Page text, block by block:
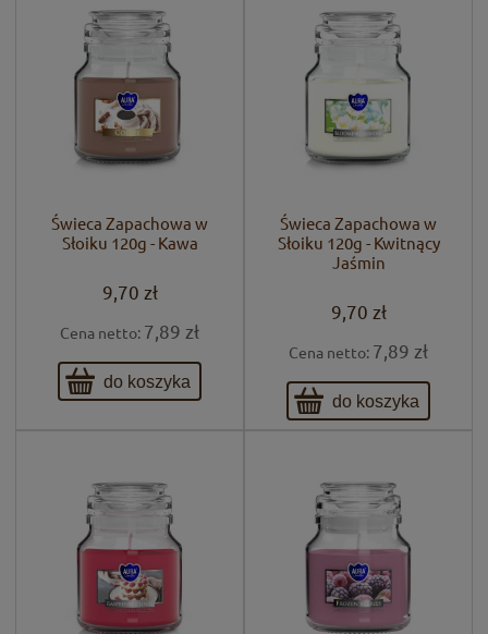
Świeca Zapachowa w
Słoiku 120g - Kawa
9,70 zł
Cena netto: 7,89 zł
do koszyka
Świeca Zapachowa w
Słoiku 120g - Kwitnący
Jaśmin
9,70 zł
Cena netto: 7,89 zł
do koszyka